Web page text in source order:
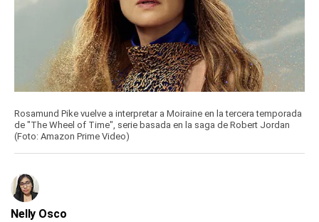
Rosamund Pike vuelve a interpretar a Moiraine en la tercera temporada
de "The Wheel of Time", serie basada en la saga de Robert Jordan
(Foto: Amazon Prime Video)
Nelly Osco